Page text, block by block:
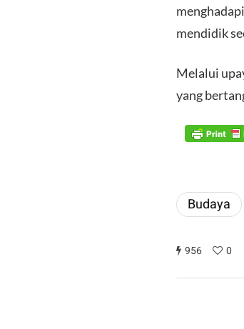
mendidik
Melalui
yang
Budaya
956 0